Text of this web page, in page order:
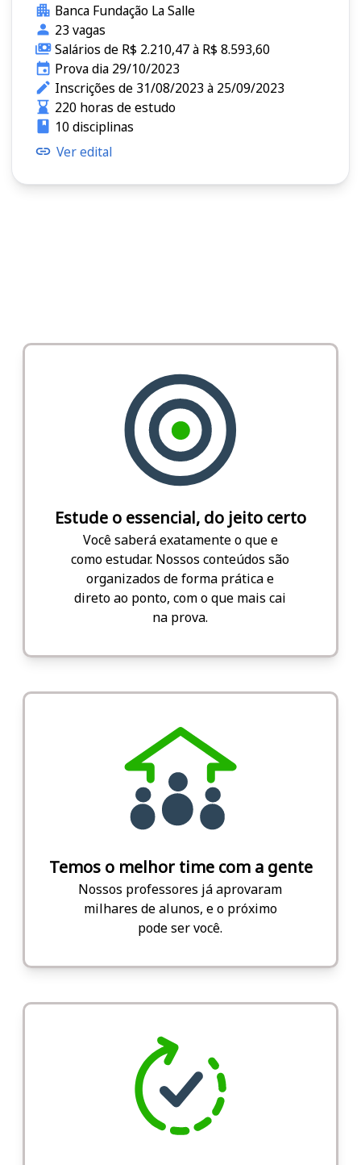
Banca Fundação La Salle
23 vagas
Salários de R$ 2.210,47 à R$ 8.593,60
Prova dia 29/10/2023
Inscrições de 31/08/2023 à 25/09/2023
220 horas de estudo
10 disciplinas
Ver edital
Estude o essencial, do jeito certo
Você saberá exatamente o que e
como estudar. Nossos conteúdos são
organizados de forma prática e
direto ao ponto, com o que mais cai
na prova.
Temos o melhor time com a gente
Nossos professores já aprovaram
milhares de alunos, e o próximo
pode ser você.